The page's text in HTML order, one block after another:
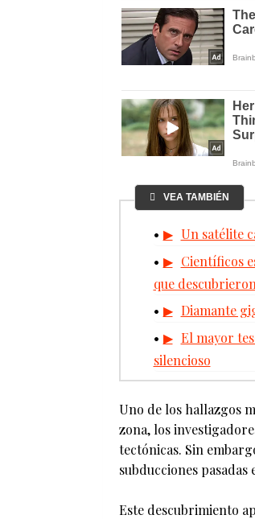
VEA TAMBIÉN
Un satélite
Científicos
que descubrieron
Diamante
El mayor
silencioso
Uno de los hallazgos
zona, los
tectónicas. Sin
subducciones pasadas
Este descubrimiento